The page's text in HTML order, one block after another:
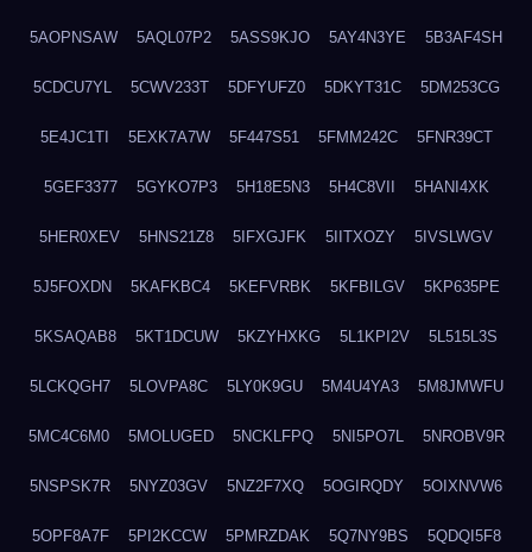
5AOPNSAW 5AQL07P2 5ASS9KJO 5AY4N3YE 5B3AF4SH
5CDCU7YL 5CWV233T 5DFYUFZ0 5DKYT31C 5DM253CG
5E4JC1TI 5EXK7A7W 5F447S51 5FMM242C 5FNR39CT
5GEF3377 5GYKO7P3 5H18E5N3 5H4C8VII 5HANI4XK
5HER0XEV 5HNS21Z8 5IFXGJFK 5IITXOZY 5IVSLWGV
5J5FOXDN 5KAFKBC4 5KEFVRBK 5KFBILGV 5KP635PE
5KSAQAB8 5KT1DCUW 5KZYHXKG 5L1KPI2V 5L515L3S
5LCKQGH7 5LOVPA8C 5LY0K9GU 5M4U4YA3 5M8JMWFU
5MC4C6M0 5MOLUGED 5NCKLFPQ 5NI5PO7L 5NROBV9R
5NSPSK7R 5NYZ03GV 5NZ2F7XQ 5OGIRQDY 5OIXNVW6
5OPF8A7F 5PI2KCCW 5PMRZDAK 5Q7NY9BS 5QDQI5F8